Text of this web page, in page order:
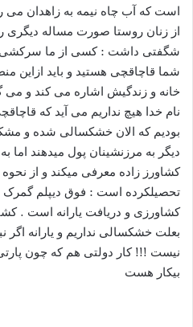
است که آب چاه نیمه به زاهدان
از زنان روستا صورت مساله دیگری
شگفتی داشت : کسی از ما سرکشی
شما قاچاقچی هستید و باید ازاین
خانه و زندگیش اشاره می کند و می
نام خدا هیچ نداریم می آید که
بودیم که الان خشکسالی شده و
دیگر به مرزنشینان پول میدهند اما
کشاورز زاده معرفی میکند و از
تحصیلکرده است : فوق دیپلم گمرک
کشاورزی و دریافت یارانه است .
بعلت خشکسالی نداریم و یارانه
نیست !!! کار دولتی هم که چون
بیکار هست